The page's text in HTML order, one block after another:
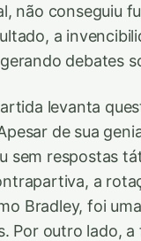
não conseguiu
a
debates
levanta
de sua
sem respostas
a
Bradley, foi
Por outro lado,